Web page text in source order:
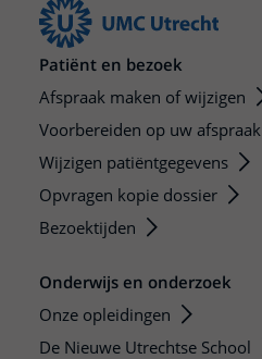
Patiënt en bezoek
Afspraak maken of wijzigen
Voorbereiden op uw afspraak
Wijzigen patiëntgegevens
Opvragen kopie dossier
Bezoektijden
Onderwijs en onderzoek
Onze opleidingen
De Nieuwe Utrechtse School